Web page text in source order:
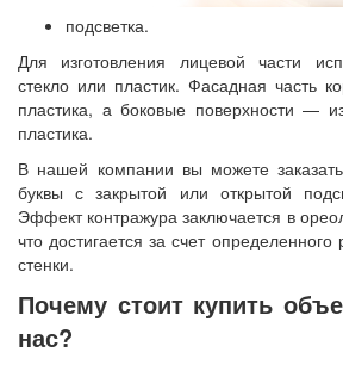
подсветка.
Для изготовления лицевой части
стекло или пластик. Фасадная часть
пластика, а боковые поверхности —
пластика.
В нашей компании вы можете
буквы с закрытой или открытой
Эффект контражура заключается в
что достигается за счет определенного
стенки.
Почему стоит купить
нас?